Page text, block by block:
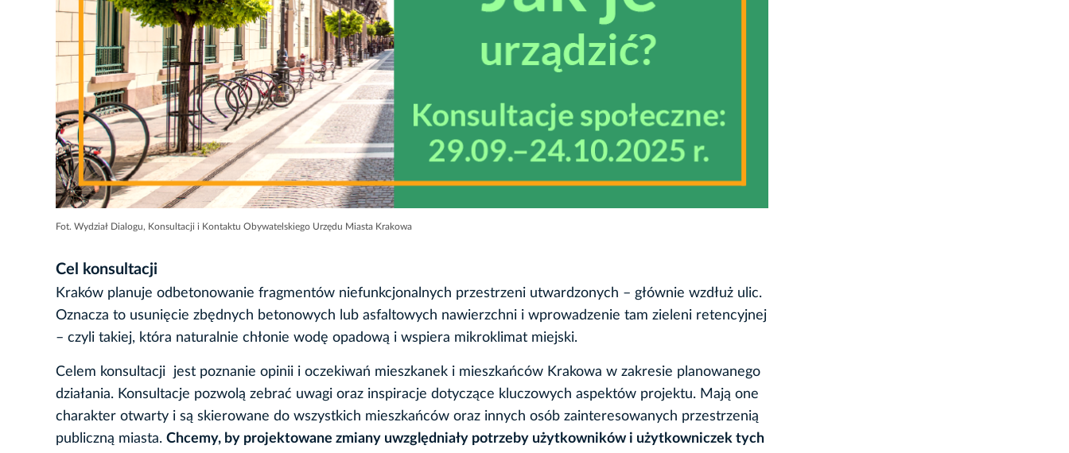
Fot. Wydział Dialogu, Konsultacji i Kontaktu Obywatelskiego Urzędu Miasta Krakowa
Cel konsultacji
Kraków planuje odbetonowanie fragmentów niefunkcjonalnych przestrzeni utwardzonych – głównie wzdłuż ulic.
Oznacza to usunięcie zbędnych betonowych lub asfaltowych nawierzchni i wprowadzenie tam zieleni retencyjnej
– czyli takiej, która naturalnie chłonie wodę opadową i wspiera mikroklimat miejski.
Celem konsultacji jest poznanie opinii i oczekiwań mieszkanek i mieszkańców Krakowa w zakresie planowanego
działania. Konsultacje pozwolą zebrać uwagi oraz inspiracje dotyczące kluczowych aspektów projektu. Mają one
charakter otwarty i są skierowane do wszystkich mieszkańców oraz innych osób zainteresowanych przestrzenią
publiczną miasta. Chcemy, by projektowane zmiany uwzględniały potrzeby użytkowników i użytkowniczek tych